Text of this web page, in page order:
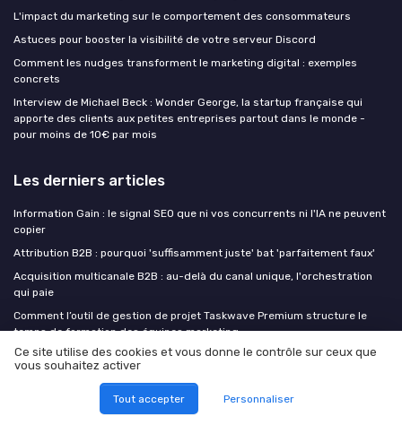
L'impact du marketing sur le comportement des consommateurs
Astuces pour booster la visibilité de votre serveur Discord
Comment les nudges transforment le marketing digital : exemples
concrets
Interview de Michael Beck : Wonder George, la startup française qui
apporte des clients aux petites entreprises partout dans le monde -
pour moins de 10€ par mois
Les derniers articles
Information Gain : le signal SEO que ni vos concurrents ni l'IA ne peuvent
copier
Attribution B2B : pourquoi 'suffisamment juste' bat 'parfaitement faux'
Acquisition multicanale B2B : au-delà du canal unique, l'orchestration
qui paie
Comment l’outil de gestion de projet Taskwave Premium structure le
temps de formation des équipes marketing
Formuler une single minded proposition puissante pour un marketing de
contenu qui marque
Digital Marketing
Ce site utilise des cookies et vous donne le contrôle sur ceux que
vous souhaitez activer
Tout accepter Personnaliser